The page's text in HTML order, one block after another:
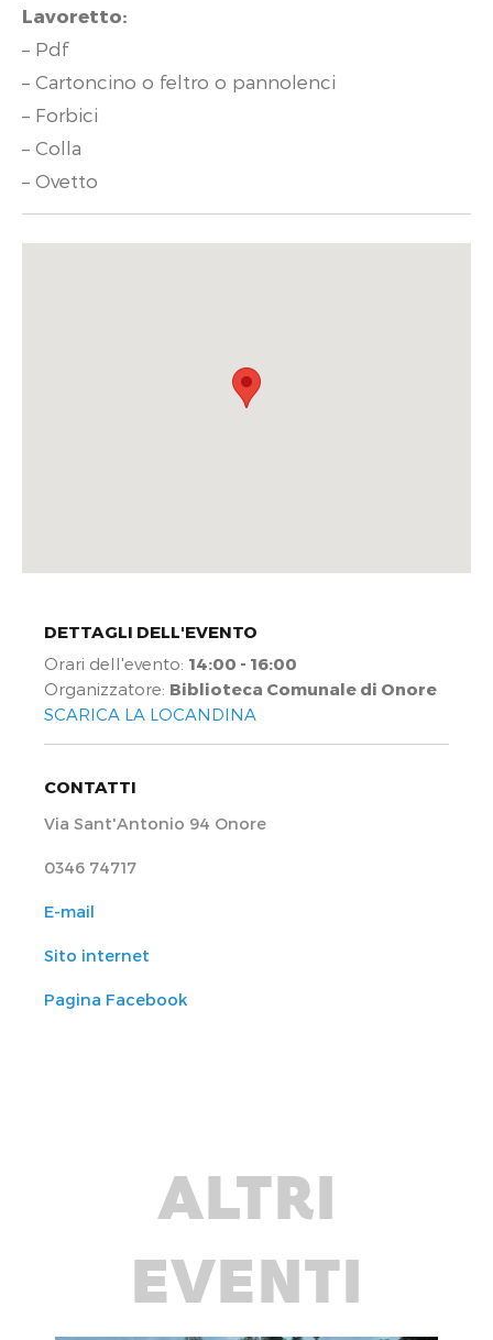
Lavoretto:
– Pdf
– Cartoncino o feltro o pannolenci
– Forbici
– Colla
– Ovetto
DETTAGLI DELL'EVENTO
Orari dell'evento: 14:00 - 16:00
Organizzatore: Biblioteca Comunale di Onore
SCARICA LA LOCANDINA
CONTATTI
Via Sant'Antonio 94 Onore
0346 74717
E-mail
Sito internet
Pagina Facebook
ALTRI
EVENTI